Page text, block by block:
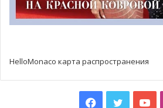
HelloMonaco карта распространения
Facebook
Twitter